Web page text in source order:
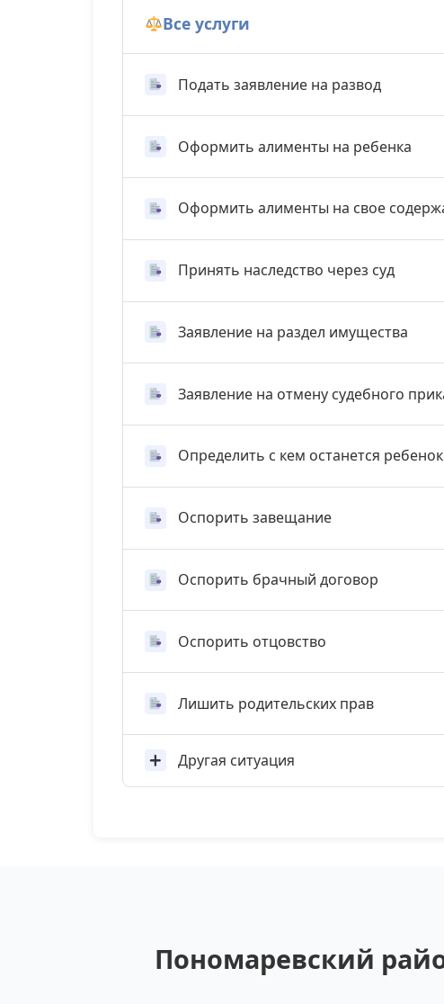
Все услуги
Подать заявление на развод
Оформить алименты на ребенка
Оформить алименты на свое
Принять наследство через суд
Заявление на раздел имущества
Заявление на отмену судебного
Определить с кем останется ребенок
Оспорить завещание
Оспорить брачный договор
Оспорить отцовство
Лишить родительских прав
Другая ситуация
Пономаревский